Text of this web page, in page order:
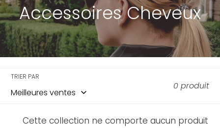
C
o
l
l
e
c
Accessoires Cheveux
TRIER PAR
0 produit
Cette collection ne comporte aucun produit